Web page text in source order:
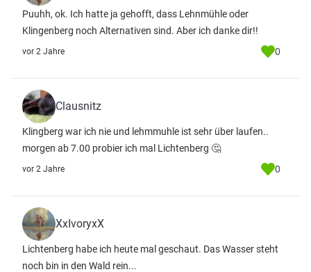
Puuhh, ok. Ich hatte ja gehofft, dass Lehnmühle oder
Klingenberg noch Alternativen sind. Aber ich danke dir!!
vor 2 Jahre 0
Clausnitz
Klingberg war ich nie und lehmmuhle ist sehr über laufen..
morgen ab 7.00 probier ich mal Lichtenberg 🤔
vor 2 Jahre 0
XxIvoryxX
Lichtenberg habe ich heute mal geschaut. Das Wasser steht
noch bin in den Wald rein...